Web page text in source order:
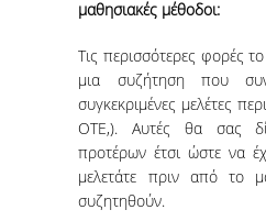
FUNDED
RESEARCH
μαθησιακές μέθοδοι:
Τις περισσότερες φορές
μια συζήτηση που
συγκεκριμένες μελέτες
OTE,). Αυτές θα σας
προτέρων έτσι ώστε να
μελετάτε πριν από το
συζητηθούν.